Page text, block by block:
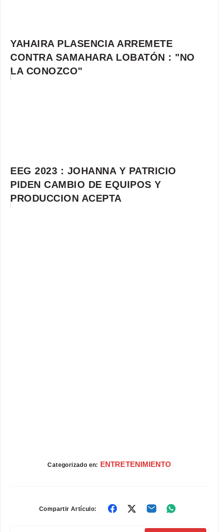
YAHAIRA PLASENCIA ARREMETE
CONTRA SAMAHARA LOBATÓN : "NO
LA CONOZCO"
EEG 2023 : JOHANNA Y PATRICIO
PIDEN CAMBIO DE EQUIPOS Y
PRODUCCION ACEPTA
Categorizado en: ENTRETENIMIENTO
Compartir Artículo:
CompartirCompartirCompartir